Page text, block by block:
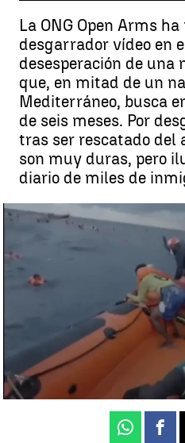
La ONG Open Arms
desgarrador vídeo en
desesperación de
que, en mitad de un
Mediterráneo, busca
de seis meses. Por
tras ser rescatado del
son muy duras, pero
diario de miles de
El desgarrador momento en el
Open Arms suplica
desgarrador momento en el
Open Arms suplica
Antena 3 Noticias
Actualizado:
12 de noviembre
Publicado:
12 de noviembre de